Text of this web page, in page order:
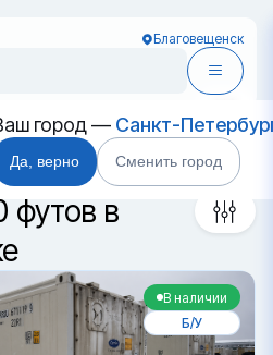
Благовещенск
город — Санкт-
Да, верно Сменить город
футов в
В наличии
Б/У